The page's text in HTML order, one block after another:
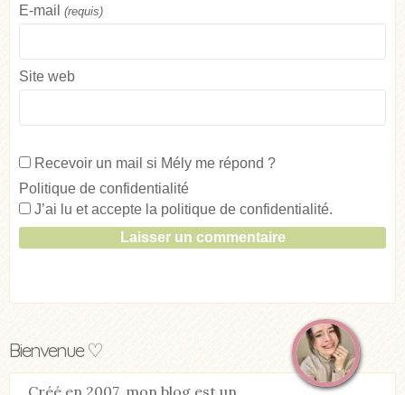
E-mail (requis)
Site web
Recevoir un mail si Mély me répond ?
Politique de confidentialité
J’ai lu et accepte la politique de confidentialité.
Bienvenue ♡
Créé en 2007, mon blog est un